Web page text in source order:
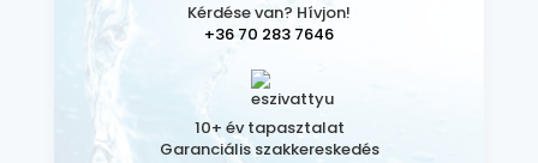
Kérdése van? Hívjon!
+36 70 283 7646
10+ év tapasztalat
Garanciális szakkereskedés